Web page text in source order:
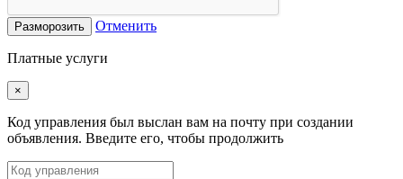
Разморозить Отменить
Платные услуги
×
Код управления был выслан вам на почту при создании
объявления. Введите его, чтобы продолжить